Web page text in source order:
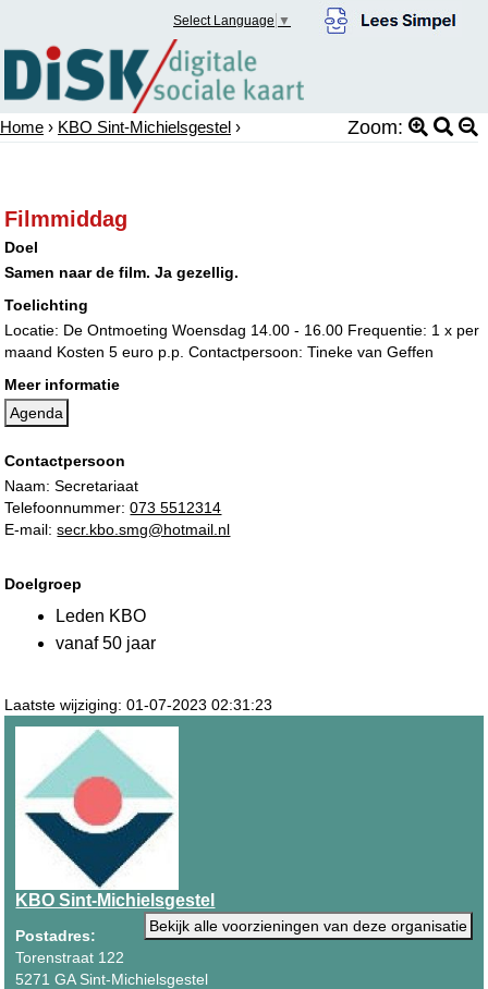
Select Language ▼
Home › KBO Sint-Michielsgestel › Zoom:
Filmmiddag
Doel
Samen naar de film. Ja gezellig.
Toelichting
Locatie: De Ontmoeting Woensdag 14.00 - 16.00 Frequentie: 1 x per
maand Kosten 5 euro p.p. Contactpersoon: Tineke van Geffen
Meer informatie
Agenda
Contactpersoon
Naam: Secretariaat
Telefoonnummer:073 5512314
E-mail:secr.kbo.smg@hotmail.nl
Doelgroep
Leden KBO
vanaf 50 jaar
Laatste wijziging: 01-07-2023 02:31:23
KBO Sint-Michielsgestel
Bekijk alle voorzieningen van deze organisatie
Postadres:
Torenstraat 122
5271 GA Sint-Michielsgestel